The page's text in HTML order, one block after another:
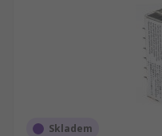
Skladem